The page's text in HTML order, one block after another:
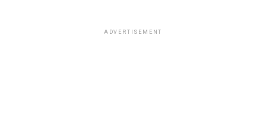
ADVERTISEMENT